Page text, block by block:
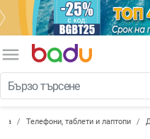
menu
Телефони, таблети и лаптопи